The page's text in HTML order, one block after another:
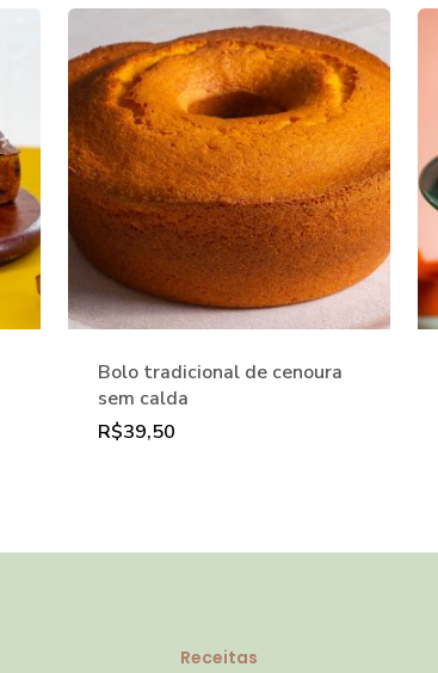
Bolo tradicional de cenoura
sem calda
R$39,50
Receitas